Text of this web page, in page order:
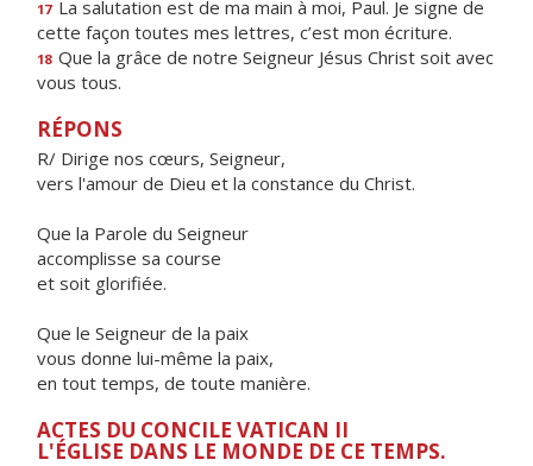
17 La salutation est de ma main à moi, Paul. Je signe de
cette façon toutes mes lettres, c’est mon écriture.
18 Que la grâce de notre Seigneur Jésus Christ soit avec
vous tous.
RÉPONS
R/ Dirige nos cœurs, Seigneur,
vers l'amour de Dieu et la constance du Christ.
Que la Parole du Seigneur
accomplisse sa course
et soit glorifiée.
Que le Seigneur de la paix
vous donne lui-même la paix,
en tout temps, de toute manière.
ACTES DU CONCILE VATICAN II
L'ÉGLISE DANS LE MONDE DE CE TEMPS.